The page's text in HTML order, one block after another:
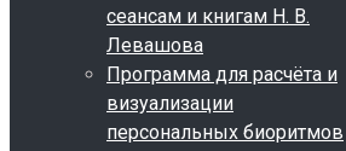
сеансам и книгам Н. В.
Левашова
Программа для расчёта и
визуализации
персональных биоритмов